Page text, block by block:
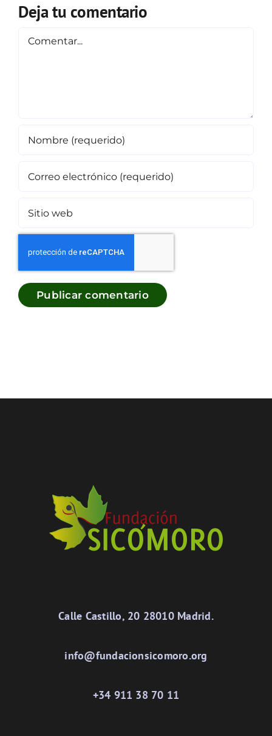
Deja tu comentario
Comentar
Calle Castillo, 20 28010 Madrid.
info@fundacionsicomoro.org
+34 911 38 70 11